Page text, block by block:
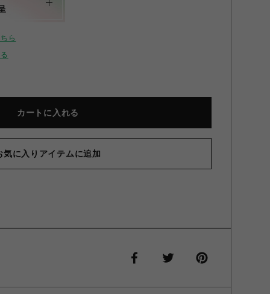
ら
カートに入れる
気に入りアイテムに追加